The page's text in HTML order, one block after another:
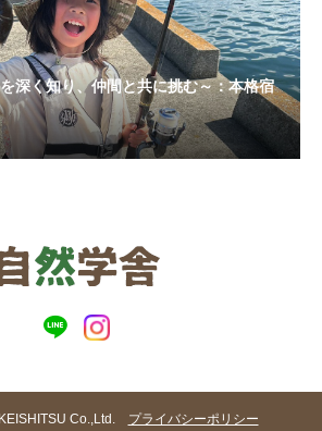
深く知り、仲間と共に挑む～：本格宿
Co.,Ltd. プライバシーポリシー